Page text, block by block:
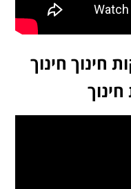
חינוך חינוך